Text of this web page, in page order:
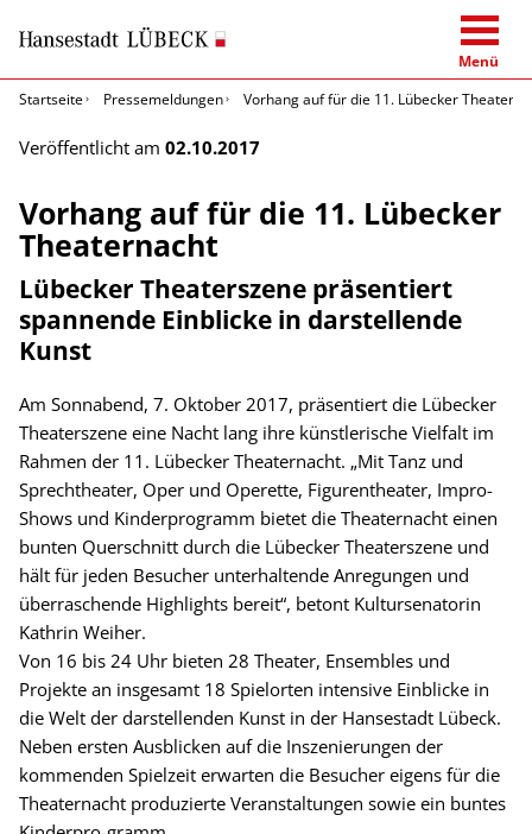
Menü
Startseite
Pressemeldungen Vorhang auf für die 11. Lübecker
Veröffentlicht am 02.10.2017
Vorhang auf für die 11. Lübecker
Theaternacht
Lübecker Theaterszene präsentiert
spannende Einblicke in darstellende
Kunst
Am Sonnabend, 7. Oktober 2017, präsentiert die Lübecker
Theaterszene eine Nacht lang ihre künstlerische Vielfalt im
Rahmen der 11. Lübecker Theaternacht. „Mit Tanz und
Sprechtheater, Oper und Operette, Figurentheater, Impro-
Shows und Kinderprogramm bietet die Theaternacht einen
bunten Querschnitt durch die Lübecker Theaterszene und
hält für jeden Besucher unterhaltende Anregungen und
überraschende Highlights bereit“, betont Kultursenatorin
Kathrin Weiher.
Von 16 bis 24 Uhr bieten 28 Theater, Ensembles und
Projekte an insgesamt 18 Spielorten intensive Einblicke in
die Welt der darstellenden Kunst in der Hansestadt Lübeck.
Neben ersten Ausblicken auf die Inszenierungen der
kommenden Spielzeit erwarten die Besucher eigens für die
Theaternacht produzierte Veranstaltungen sowie ein buntes